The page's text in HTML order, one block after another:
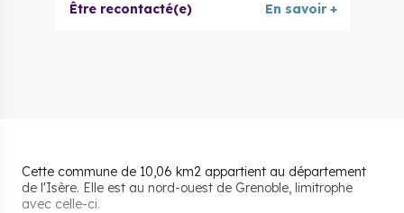
Être recontacté(e) En savoir +
Cette commune de 10,06 km2 appartient au département
de l'Isère. Elle est au nord-ouest de Grenoble, limitrophe
avec celle-ci.